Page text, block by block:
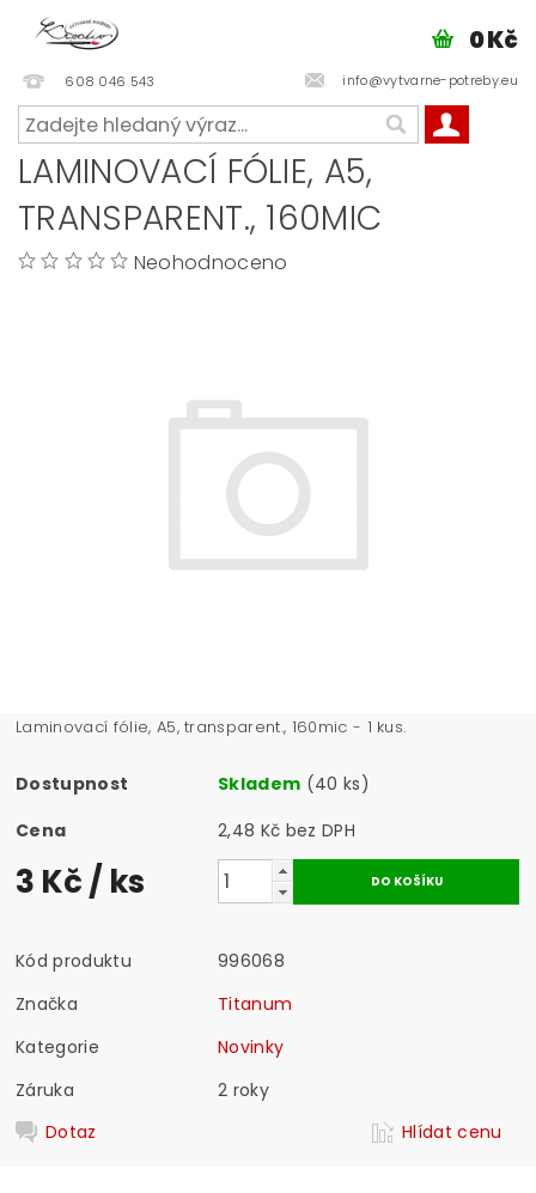
608 046 543 info@vytvarne-potreby.eu
0 Kč
LAMINOVACÍ FÓLIE, A5,
TRANSPARENT., 160MIC
Neohodnoceno
Laminovací fólie, A5, transparent., 160mic - 1 kus.
Dostupnost Skladem (40 ks)
Cena
2,48 Kč bez DPH
3 Kč/ ks
Kód produktu
996068
Značka
Titanum
Kategorie
Novinky
Záruka
2 roky
Dotaz
Hlídat cenu